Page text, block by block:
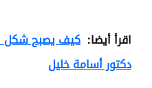
اقرأ أيضا: كيف يصبح شكل
دكتور أسامة خليل